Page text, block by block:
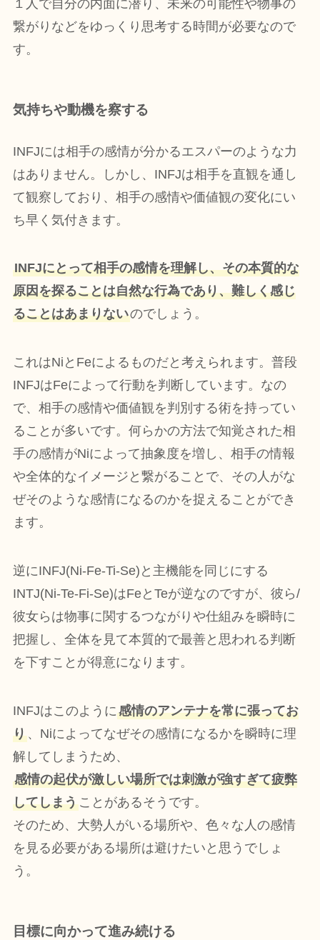
１人で自分の内面に潜り、未来の可能性や物事の
繋がりなどをゆっくり思考する時間が必要なので
す。
気持ちや動機を察する
INFJには相手の感情が分かるエスパーのような力
はありません。しかし、INFJは相手を直観を通し
て観察しており、相手の感情や価値観の変化にい
ち早く気付きます。
INFJにとって相手の感情を理解し、その本質的な
原因を探ることは自然な行為であり、難しく感じ
ることはあまりないのでしょう。
これはNiとFeによるものだと考えられます。普段
INFJはFeによって行動を判断しています。なの
で、相手の感情や価値観を判別する術を持ってい
ることが多いです。何らかの方法で知覚された相
手の感情がNiによって抽象度を増し、相手の情報
や全体的なイメージと繋がることで、その人がな
ぜそのような感情になるのかを捉えることができ
ます。
逆にINFJ(Ni-Fe-Ti-Se)と主機能を同じにする
INTJ(Ni-Te-Fi-Se)はFeとTeが逆なのですが、彼ら/
彼女らは物事に関するつながりや仕組みを瞬時に
把握し、全体を見て本質的で最善と思われる判断
を下すことが得意になります。
INFJはこのように感情のアンテナを常に張ってお
り、Niによってなぜその感情になるかを瞬時に理
解してしまうため、
感情の起伏が激しい場所では刺激が強すぎて疲弊
してしまうことがあるそうです。
そのため、大勢人がいる場所や、色々な人の感情
を見る必要がある場所は避けたいと思うでしょ
う。
目標に向かって進み続ける